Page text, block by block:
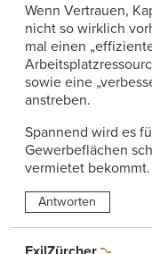
Wenn Vertrauen,
nicht so wirklich
mal einen
sowie eine
anstreben.
Spannend wird es
Gewerbeflächen
vermietet bekommt.
Antworten